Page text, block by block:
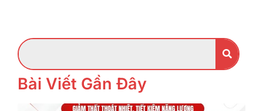
Bài Viết Gần Đây